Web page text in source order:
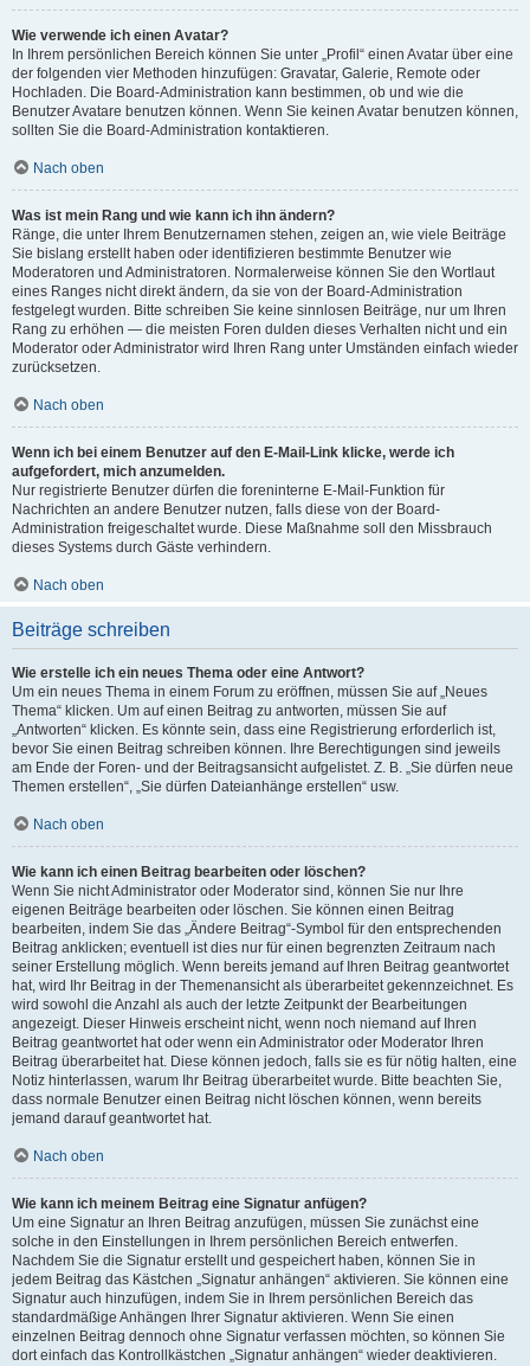
Wie verwende ich einen Avatar?
In Ihrem persönlichen Bereich können Sie unter „Profil“ einen Avatar über eine
der folgenden vier Methoden hinzufügen: Gravatar, Galerie, Remote oder
Hochladen. Die Board-Administration kann bestimmen, ob und wie die
Benutzer Avatare benutzen können. Wenn Sie keinen Avatar benutzen können,
sollten Sie die Board-Administration kontaktieren.
Nach oben
Was ist mein Rang und wie kann ich ihn ändern?
Ränge, die unter Ihrem Benutzernamen stehen, zeigen an, wie viele Beiträge
Sie bislang erstellt haben oder identifizieren bestimmte Benutzer wie
Moderatoren und Administratoren. Normalerweise können Sie den Wortlaut
eines Ranges nicht direkt ändern, da sie von der Board-Administration
festgelegt wurden. Bitte schreiben Sie keine sinnlosen Beiträge, nur um Ihren
Rang zu erhöhen — die meisten Foren dulden dieses Verhalten nicht und ein
Moderator oder Administrator wird Ihren Rang unter Umständen einfach wieder
zurücksetzen.
Nach oben
Wenn ich bei einem Benutzer auf den E-Mail-Link klicke, werde ich
aufgefordert, mich anzumelden.
Nur registrierte Benutzer dürfen die foreninterne E-Mail-Funktion für
Nachrichten an andere Benutzer nutzen, falls diese von der Board-
Administration freigeschaltet wurde. Diese Maßnahme soll den Missbrauch
dieses Systems durch Gäste verhindern.
Nach oben
Beiträge schreiben
Wie erstelle ich ein neues Thema oder eine Antwort?
Um ein neues Thema in einem Forum zu eröffnen, müssen Sie auf „Neues
Thema“ klicken. Um auf einen Beitrag zu antworten, müssen Sie auf
„Antworten“ klicken. Es könnte sein, dass eine Registrierung erforderlich ist,
bevor Sie einen Beitrag schreiben können. Ihre Berechtigungen sind jeweils
am Ende der Foren- und der Beitragsansicht aufgelistet. Z. B. „Sie dürfen neue
Themen erstellen“, „Sie dürfen Dateianhänge erstellen“ usw.
Nach oben
Wie kann ich einen Beitrag bearbeiten oder löschen?
Wenn Sie nicht Administrator oder Moderator sind, können Sie nur Ihre
eigenen Beiträge bearbeiten oder löschen. Sie können einen Beitrag
bearbeiten, indem Sie das „Ändere Beitrag“-Symbol für den entsprechenden
Beitrag anklicken; eventuell ist dies nur für einen begrenzten Zeitraum nach
seiner Erstellung möglich. Wenn bereits jemand auf Ihren Beitrag geantwortet
hat, wird Ihr Beitrag in der Themenansicht als überarbeitet gekennzeichnet. Es
wird sowohl die Anzahl als auch der letzte Zeitpunkt der Bearbeitungen
angezeigt. Dieser Hinweis erscheint nicht, wenn noch niemand auf Ihren
Beitrag geantwortet hat oder wenn ein Administrator oder Moderator Ihren
Beitrag überarbeitet hat. Diese können jedoch, falls sie es für nötig halten, eine
Notiz hinterlassen, warum Ihr Beitrag überarbeitet wurde. Bitte beachten Sie,
dass normale Benutzer einen Beitrag nicht löschen können, wenn bereits
jemand darauf geantwortet hat.
Nach oben
Wie kann ich meinem Beitrag eine Signatur anfügen?
Um eine Signatur an Ihren Beitrag anzufügen, müssen Sie zunächst eine
solche in den Einstellungen in Ihrem persönlichen Bereich entwerfen.
Nachdem Sie die Signatur erstellt und gespeichert haben, können Sie in
jedem Beitrag das Kästchen „Signatur anhängen“ aktivieren. Sie können eine
Signatur auch hinzufügen, indem Sie in Ihrem persönlichen Bereich das
standardmäßige Anhängen Ihrer Signatur aktivieren. Wenn Sie einen
einzelnen Beitrag dennoch ohne Signatur verfassen möchten, so können Sie
dort einfach das Kontrollkästchen „Signatur anhängen“ wieder deaktivieren.